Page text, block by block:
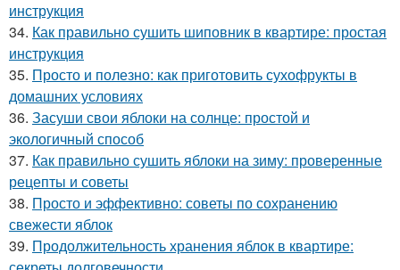
инструкция
34. Как правильно сушить шиповник в квартире: простая
инструкция
35. Просто и полезно: как приготовить сухофрукты в
домашних условиях
36. Засуши свои яблоки на солнце: простой и
экологичный способ
37. Как правильно сушить яблоки на зиму: проверенные
рецепты и советы
38. Просто и эффективно: советы по сохранению
свежести яблок
39. Продолжительность хранения яблок в квартире: